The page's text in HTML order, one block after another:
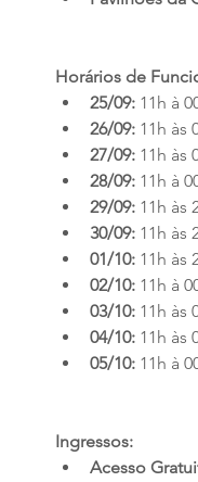
Horários de
25/09: 11h à
26/09: 11h às
27/09: 11h às
28/09: 11h à
29/09: 11h às
30/09: 11h às
01/10: 11h às
02/10: 11h à
03/10: 11h às
04/10: 11h às
05/10: 11h à
Ingressos:
Acesso